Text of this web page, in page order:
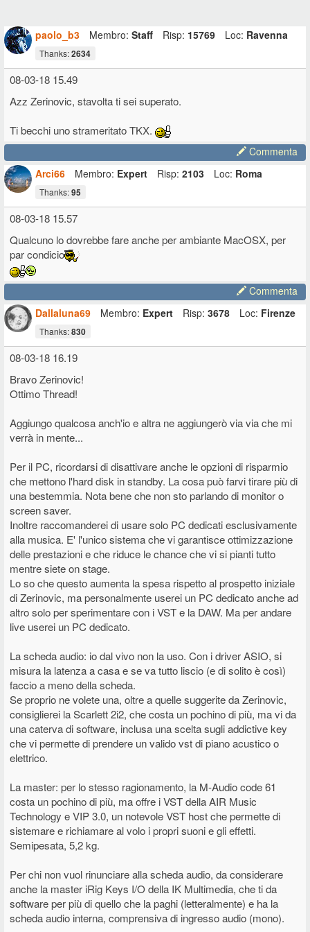
paolo_b3 Membro: Staff Risp: 15769 Loc: Ravenna
Thanks:2634
08-03-18 15.49
Azz Zerinovic, stavolta ti sei superato.
Ti becchi uno strameritato TKX.
Commenta
Arci66
Membro: Expert Risp: 2103 Loc: Roma
Thanks:95
08-03-18 15.57
Qualcuno lo dovrebbe fare anche per ambiante MacOSX, per
par condicio
Commenta
Dallaluna69
Membro: Expert Risp: 3678 Loc: Firenze
Thanks:830
08-03-18 16.19
Bravo Zerinovic!
Ottimo Thread!
Aggiungo qualcosa anch'io e altra ne aggiungerò via via che mi
verrà in mente...
Per il PC, ricordarsi di disattivare anche le opzioni di risparmio
che mettono l'hard disk in standby. La cosa può farvi tirare più di
una bestemmia. Nota bene che non sto parlando di monitor o
screen saver.
Inoltre raccomanderei di usare solo PC dedicati esclusivamente
alla musica. E' l'unico sistema che vi garantisce ottimizzazione
delle prestazioni e che riduce le chance che vi si pianti tutto
mentre siete on stage.
Lo so che questo aumenta la spesa rispetto al prospetto iniziale
di Zerinovic, ma personalmente userei un PC dedicato anche ad
altro solo per sperimentare con i VST e la DAW. Ma per andare
live userei un PC dedicato.
La scheda audio: io dal vivo non la uso. Con i driver ASIO, si
misura la latenza a casa e se va tutto liscio (e di solito è così)
faccio a meno della scheda.
Se proprio ne volete una, oltre a quelle suggerite da Zerinovic,
consiglierei la Scarlett 2i2, che costa un pochino di più, ma vi da
una caterva di software, inclusa una scelta sugli addictive key
che vi permette di prendere un valido vst di piano acustico o
elettrico.
La master: per lo stesso ragionamento, la M-Audio code 61
costa un pochino di più, ma offre i VST della AIR Music
Technology e VIP 3.0, un notevole VST host che permette di
sistemare e richiamare al volo i propri suoni e gli effetti.
Semipesata, 5,2 kg.
Per chi non vuol rinunciare alla scheda audio, da considerare
anche la master iRig Keys I/O della IK Multimedia, che ti da
software per più di quello che la paghi (letteralmente) e ha la
scheda audio interna, comprensiva di ingresso audio (mono).